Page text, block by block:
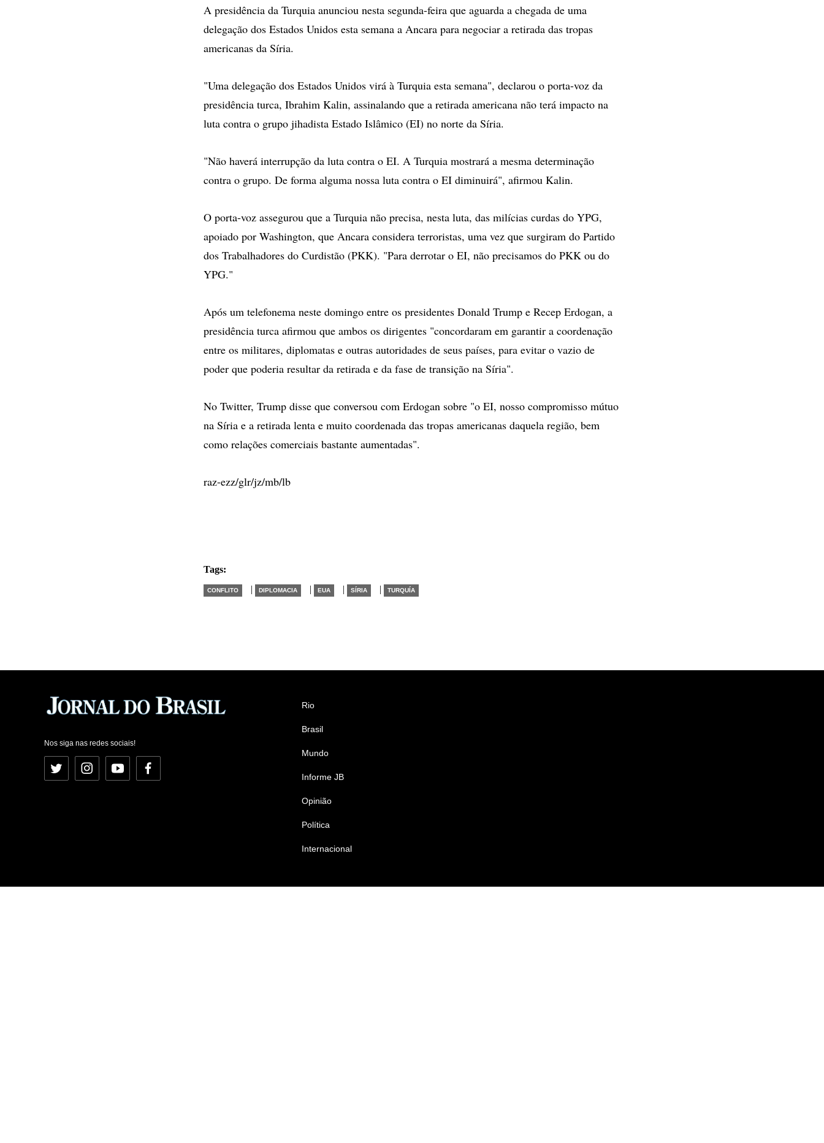
compartilhamento
A presidência da Turquia anunciou nesta segunda-feira que aguarda a chegada de uma
delegação dos Estados Unidos esta semana a Ancara para negociar a retirada das tropas
americanas da Síria.
"Uma delegação dos Estados Unidos virá à Turquia esta semana", declarou o porta-voz da
presidência turca, Ibrahim Kalin, assinalando que a retirada americana não terá impacto na
luta contra o grupo jihadista Estado Islâmico (EI) no norte da Síria.
"Não haverá interrupção da luta contra o EI. A Turquia mostrará a mesma determinação
contra o grupo. De forma alguma nossa luta contra o EI diminuirá", afirmou Kalin.
O porta-voz assegurou que a Turquia não precisa, nesta luta, das milícias curdas do YPG,
apoiado por Washington, que Ancara considera terroristas, uma vez que surgiram do Partido
dos Trabalhadores do Curdistão (PKK). "Para derrotar o EI, não precisamos do PKK ou do
YPG."
Após um telefonema neste domingo entre os presidentes Donald Trump e Recep Erdogan, a
presidência turca afirmou que ambos os dirigentes "concordaram em garantir a coordenação
entre os militares, diplomatas e outras autoridades de seus países, para evitar o vazio de
poder que poderia resultar da retirada e da fase de transição na Síria".
No Twitter, Trump disse que conversou com Erdogan sobre "o EI, nosso compromisso mútuo
na Síria e a retirada lenta e muito coordenada das tropas americanas daquela região, bem
como relações comerciais bastante aumentadas".
raz-ezz/glr/jz/mb/lb
Tags:
CONFLITO | DIPLOMACIA | EUA | SÍRIA | TURQUÍA
Nos siga nas redes sociais!
Twitter InstagramYouTubeFacebook
Rio
Brasil
Mundo
Informe JB
Opinião
Política
Internacional